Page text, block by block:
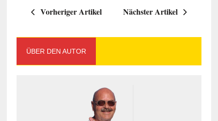
Vorheriger Artikel Nächster Artikel
ÜBER DEN AUTOR